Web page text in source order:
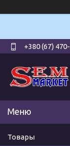
+380 (67)
Товары